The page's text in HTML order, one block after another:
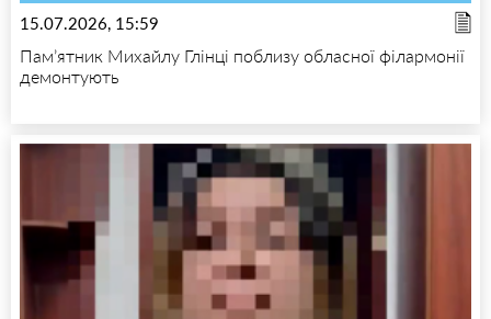
15.07.2026, 15:59
Пам’ятник Михайлу Глінці поблизу обласної філармонії
демонтують